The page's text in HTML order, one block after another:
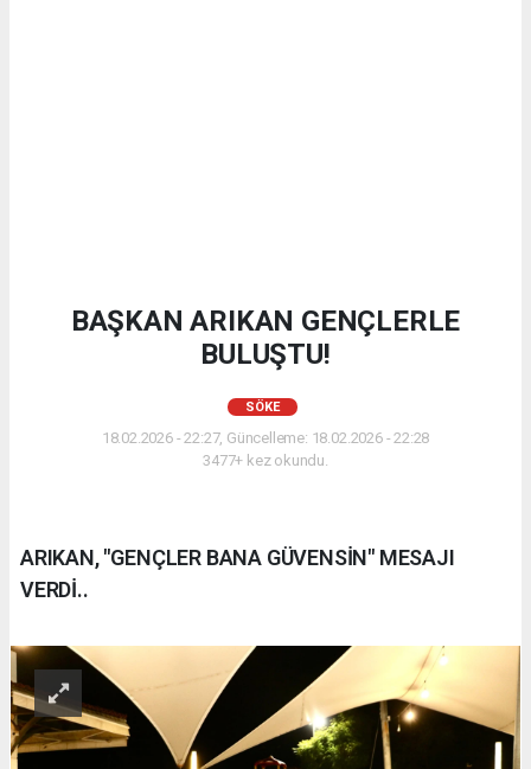
BAŞKAN ARIKAN GENÇLERLE
BULUŞTU!
SÖKE
18.02.2026 - 22:27, Güncelleme: 18.02.2026 - 22:28
3477+ kez okundu.
ARIKAN, "GENÇLER BANA GÜVENSİN" MESAJI
VERDİ..